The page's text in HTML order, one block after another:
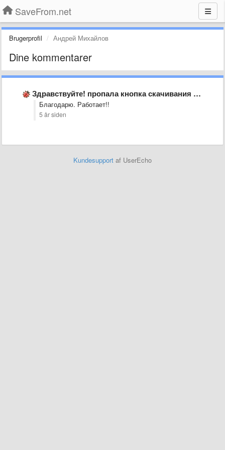
SaveFrom.net
Brugerprofil Андрей Михайлов
Dine kommentarer
Здравствуйте! пропала кнопка скачивания на ютьюб
Благодарю. Работает!!
5 år siden
Kundesupport af UserEcho